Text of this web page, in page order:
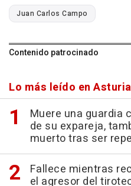
Juan Carlos Campo
Contenido patrocinado
Lo más leído en
Muere una guardia
de su expareja,
muerto tras ser
Fallece mientras
el agresor del